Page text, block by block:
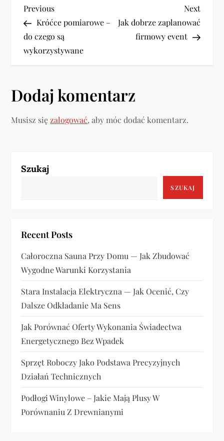
N
a
w
g
a
j
p
i
s
u
Previous
Post
Previous
Króćce pomiarowe –
do czego są
wykorzystywane
Next
Post
Next
Jak dobrze zaplanować
firmowy event
Dodaj komentarz
Musisz sięzalogować, aby móc dodać komentarz.
Szukaj
SZUKAJ
Recent Posts
Całoroczna Sauna Przy Domu — Jak Zbudować
Wygodne Warunki Korzystania
Stara Instalacja Elektryczna — Jak Ocenić, Czy
Dalsze Odkładanie Ma Sens
Jak Porównać Oferty Wykonania Świadectwa
Energetycznego Bez Wpadek
Sprzęt Roboczy Jako Podstawa Precyzyjnych
Działań Technicznych
Podłogi Winylowe – Jakie Mają Plusy W
Porównaniu Z Drewnianymi